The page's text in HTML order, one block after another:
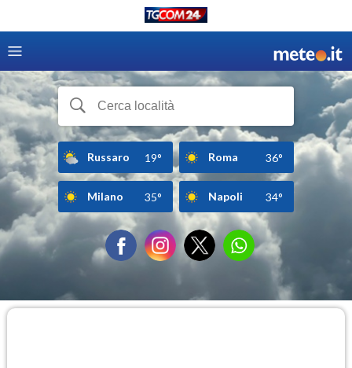
Russaro 19° Roma 36°
Milano 35° Napoli 34°